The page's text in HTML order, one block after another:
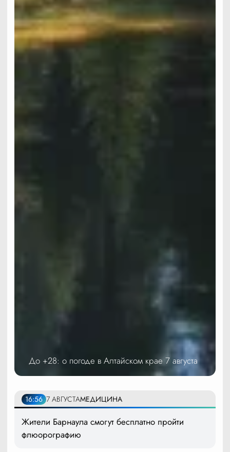
До +28: о погоде в Алтайском крае 7 августа
16:56 7 АВГУСТАМЕДИЦИНА
Жители Барнаула смогут бесплатно пройти
флюорографию